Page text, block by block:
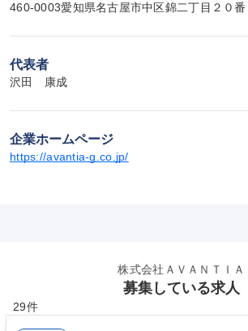
460-0003愛知県名古屋市中区錦二丁目２０
代表者
沢田　康成
企業ホームページ
https://avantia-g.co.jp/
株式会社ＡＶＡＮＴＩＡ
募集している求人
29件